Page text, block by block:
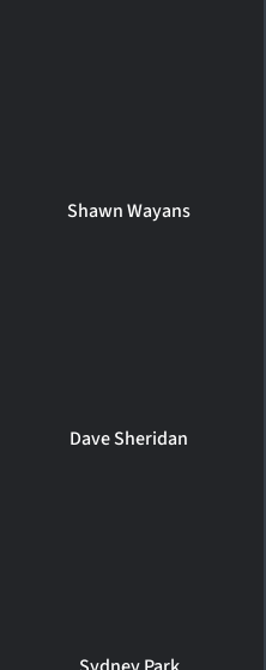
Shawn Wayans
Dave Sheridan